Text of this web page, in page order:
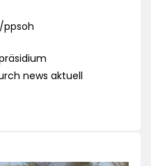
ppsoh
news aktuell